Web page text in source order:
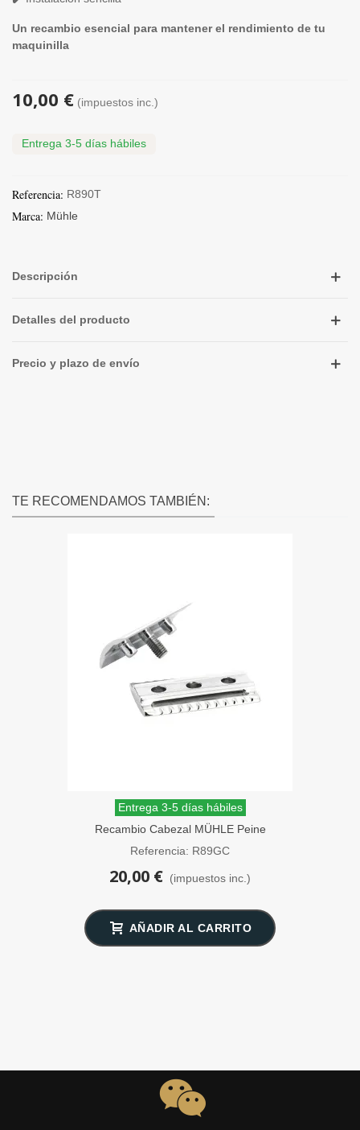
Un recambio esencial para mantener el rendimiento de tu
maquinilla
10,00 € (impuestos inc.)
Entrega 3-5 días hábiles
Referencia: R890T
Marca: Mühle
Descripción
Detalles del producto
Precio y plazo de envío
TE RECOMENDAMOS TAMBIÉN:
Entrega 3-5 días hábiles
Recambio Cabezal MÜHLE Peine
Cerrado Maquinilla Clásica
Referencia: R89GC
20,00 € (impuestos inc.)
AÑADIR AL CARRITO